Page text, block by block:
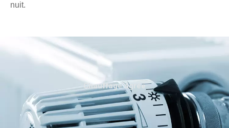
nuit.
Chauffage agréé